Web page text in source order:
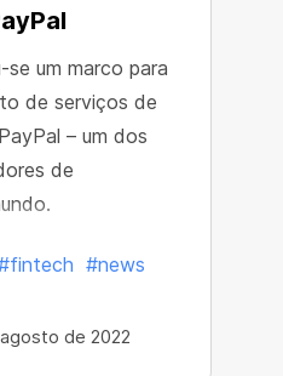
um marco para
de serviços de
– um dos
de
#news
de 2022